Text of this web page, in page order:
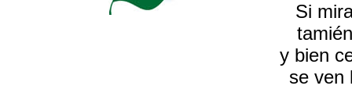
Si
y bien
se ven